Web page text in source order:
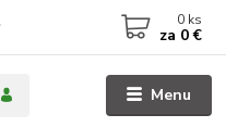
Menu
0 ks
za 0 €